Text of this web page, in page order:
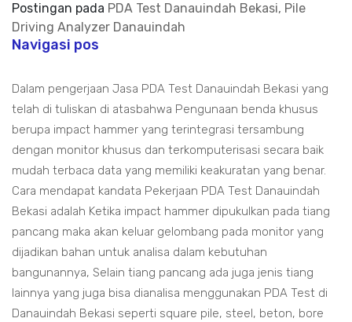
Postingan pada PDA Test Danauindah Bekasi, Pile
Driving Analyzer Danauindah
Navigasi pos
Dalam pengerjaan Jasa PDA Test Danauindah Bekasi yang
telah di tuliskan di atasbahwa Pengunaan benda khusus
berupa impact hammer yang terintegrasi tersambung
dengan monitor khusus dan terkomputerisasi secara baik
mudah terbaca data yang memiliki keakuratan yang benar.
Cara mendapat kandata Pekerjaan PDA Test Danauindah
Bekasi adalah Ketika impact hammer dipukulkan pada tiang
pancang maka akan keluar gelombang pada monitor yang
dijadikan bahan untuk analisa dalam kebutuhan
bangunannya, Selain tiang pancang ada juga jenis tiang
lainnya yang juga bisa dianalisa menggunakan PDA Test di
Danauindah Bekasi seperti square pile, steel, beton, bore